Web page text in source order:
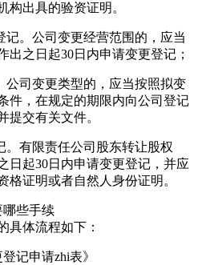
构出具的验资证明。
记。公司变更经营范围的，应当
出之日起30日内申请变更登记；
公司变更类型的，应当按照拟变
件，在规定的期限内向公司登记
提交有关文件。
。有限责任公司股东转让股权
日起30日内申请变更登记，并应
格证明或者自然人身份证明。
哪些手续
具体流程如下：
记申请zhi表》